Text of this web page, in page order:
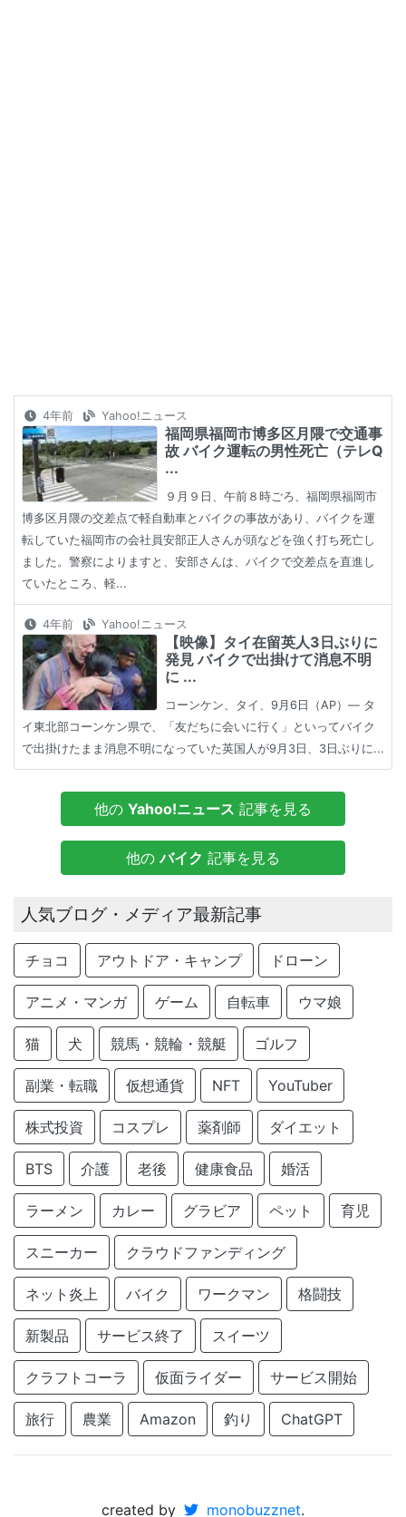
4年前 Yahoo!ニュース
福岡県福岡市博多区月隈で交通事
故 バイク運転の男性死亡（テレQ
...
９月９日、午前８時ごろ、福岡県福岡市
博多区月隈の交差点で軽自動車とバイクの事故があり、バイクを運
転していた福岡市の会社員安部正人さんが頭などを強く打ち死亡し
ました。警察によりますと、安部さんは、バイクで交差点を直進し
ていたところ、軽...
4年前 Yahoo!ニュース
【映像】タイ在留英人3日ぶりに
発見 バイクで出掛けて消息不明
に ...
コーンケン、タイ、9月6日（AP）― タ
イ東北部コーンケン県で、「友だちに会いに行く」といってバイク
で出掛けたまま消息不明になっていた英国人が9月3日、3日ぶりに...
他の Yahoo!ニュース 記事を見る
他のバイク 記事を見る
人気ブログ・メディア最新記事
チョコ アウトドア・キャンプ ドローン
アニメ・マンガ ゲーム 自転車 ウマ娘
猫 犬 競馬・競輪・競艇 ゴルフ
副業・転職 仮想通貨 NFT YouTuber
株式投資 コスプレ 薬剤師 ダイエット
BTS 介護 老後 健康食品 婚活
ラーメン カレー グラビア ペット 育児
スニーカー クラウドファンディング
ネット炎上 バイク ワークマン 格闘技
新製品 サービス終了 スイーツ
クラフトコーラ 仮面ライダー サービス開始
旅行 農業 Amazon 釣り ChatGPT
created by monobuzznet.